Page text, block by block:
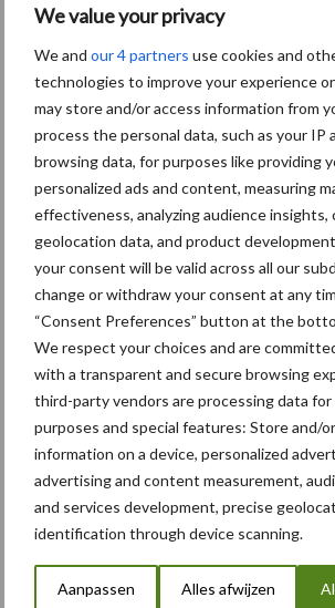
We value your privacy
We and our 4 partners use cookies and
technologies to improve your experience
may store and/or access information from
process the personal data, such as your IP
browsing data, for purposes like providing
personalized ads and content, measuring
effectiveness, analyzing audience
geolocation data, and product
your consent will be valid across all our
change or withdraw your consent at any
“Consent Preferences” button at the
We respect your choices and are
with a transparent and secure browsing
third-party vendors are processing data
purposes and special features: Store and/
information on a device, personalized
advertising and content measurement,
and services development, precise
identification through device scanning.
Aanpassen Alles afwijzen
Toon meer
Recent nieuws
6 aug
“Hoge
schijven voor
5 aug
Albourgh
naar nieuwe
5 aug
Caterpillar
elektrische